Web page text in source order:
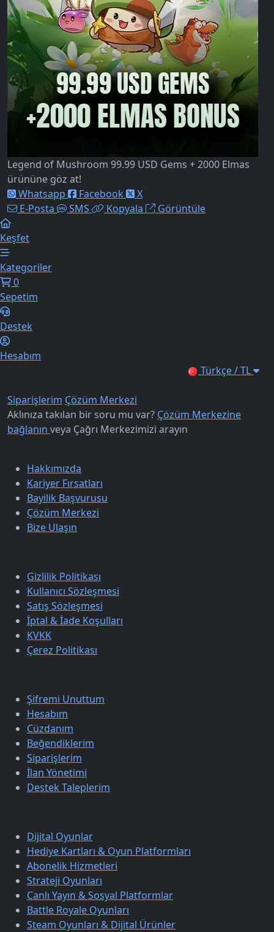
Legend of Mushroom 99.99 USD Gems + 2000 Elmas
ürününe göz at!
Whatsapp
Facebook
X
E-Posta
SMS Kopyala Görüntüle
Keşfet
Kategoriler
0
Sepetim
Destek
Hesabım
Türkçe / TL
Siparişlerim Çözüm Merkezi
Aklınıza takılan bir soru mu var? Çözüm Merkezine
bağlanın veya Çağrı Merkezimizi arayın
Hakkımızda
Kariyer Fırsatları
Bayilik Başvurusu
Çözüm Merkezi
Bize Ulaşın
Gizlilik Politikası
Kullanıcı Sözleşmesi
Satış Sözleşmesi
İptal & İade Koşulları
KVKK
Çerez Politikası
Şifremi Unuttum
Hesabım
Cüzdanım
Beğendiklerim
Siparişlerim
İlan Yönetimi
Destek Taleplerim
Dijital Oyunlar
Hediye Kartları & Oyun Platformları
Abonelik Hizmetleri
Strateji Oyunları
Canlı Yayın & Sosyal Platformlar
Battle Royale Oyunları
Steam Oyunları & Dijital Ürünler